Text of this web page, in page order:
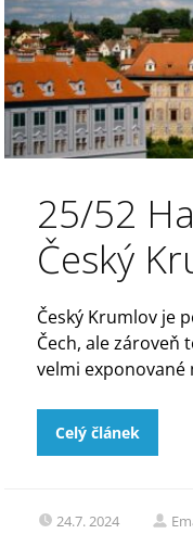
25/52
Český
Český Krumlov je
Čech, ale zároveň
velmi exponované
Celý článek
24.7. 2024